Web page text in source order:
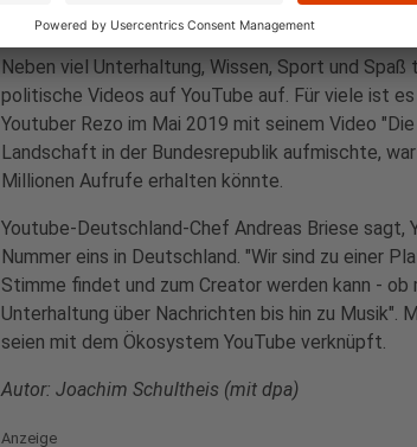
Neben viel Unterhaltung, Wissen, Sport und
politische Videos auf YouTube auf. Für viele ist
Youtuber Rezo im Mai 2019 mit seinem Video
Landschaft in der Bundesrepublik aufmischte,
Millionen Aufrufe erhalten könnte.
Youtube-Deutschland-Chef Andreas Briese
Nummer eins in Deutschland. "Wir sind zu einer
Stimme findet und zum Creator werden kann - ob
Unterhaltung über Nachrichten bis hin zu Musik".
seien mit dem Ökosystem YouTube verknüpft.
Autor: Joachim Schultheis (mit dpa)
Anzeige